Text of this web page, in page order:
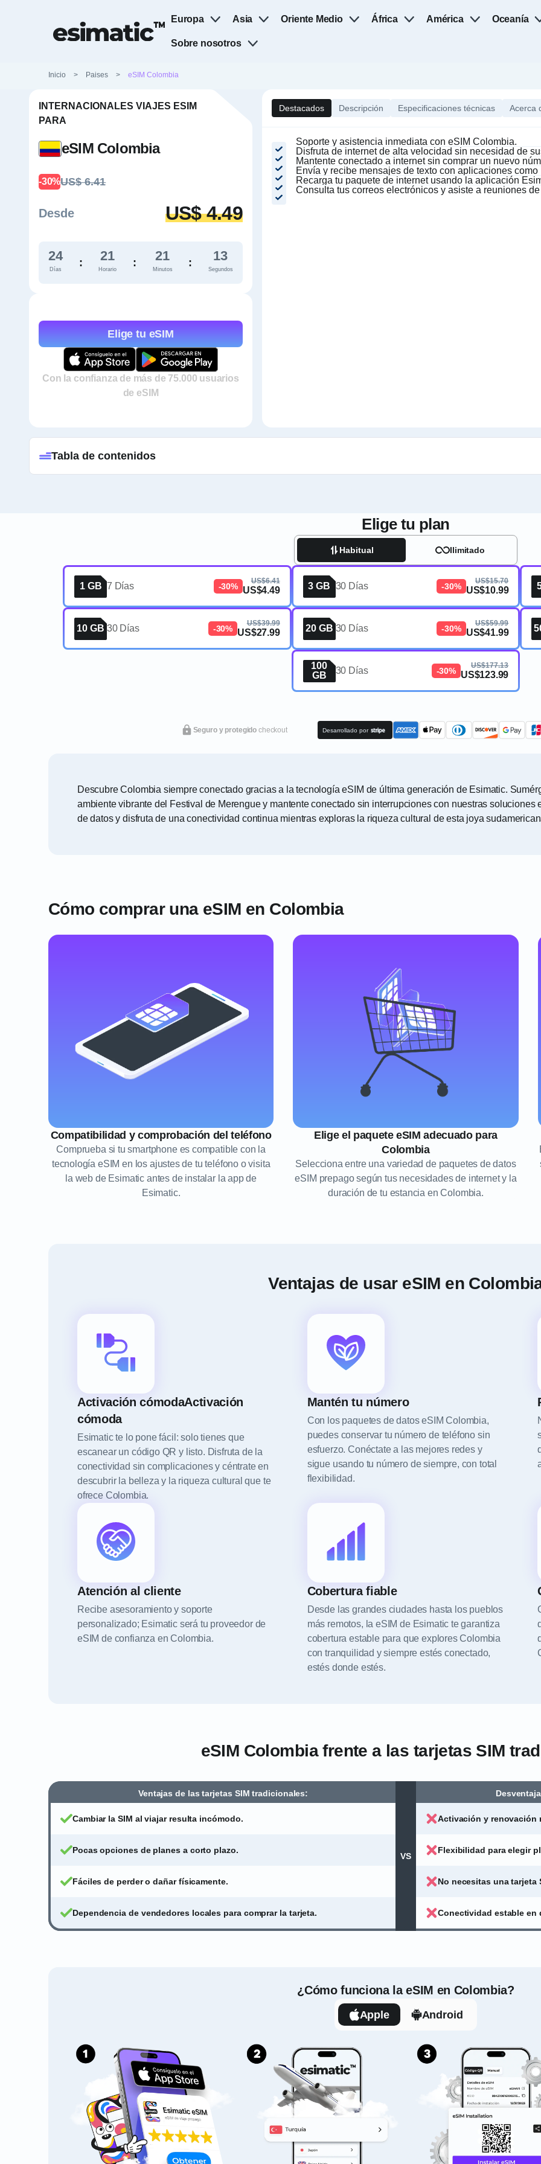
Europa Asia Oriente Medio África América Oceanía
Sobre nosotros
Inicio > Paises > eSIM Colombia
INTERNACIONALES VIAJES ESIM
PARA
eSIM Colombia
-30%US$ 6.41
Desde US$ 4.49
24
Días
: 21
Horario
: 21
Minutos
: 12
Segundos
Elige tu eSIM
Con la confianza de más de 75.000 usuarios
de eSIM
Destacados Descripción Especificaciones técnicas Acerca
Soporte y asistencia inmediata con eSIM Colombia.
Disfruta de internet de alta velocidad sin necesidad de
Mantente conectado a internet sin comprar un nuevo
Envía y recibe mensajes de texto con aplicaciones
Recarga tu paquete de internet usando la aplicación
Consulta tus correos electrónicos y asiste a reuniones
Tabla de contenidos
Elige tu plan
Habitual Ilimitado
1 GB 7 Días -30%
US$6.41
US$4.49 3 GB 30 Días -30%
US$15.70
US$10.99
10 GB 30 Días -30%
US$39.99
US$27.99 20 GB 30 Días -30%
US$59.99
US$41.99
100
GB
30 Días -30%
US$177.13
US$123.99
Seguro y protegido checkout Desarrollado por
Descubre Colombia siempre conectado gracias a la tecnología eSIM de última generación de Esimatic.
ambiente vibrante del Festival de Merengue y mantente conectado sin interrupciones con nuestras
de datos y disfruta de una conectividad continua mientras exploras la riqueza cultural de esta joya
Cómo comprar una eSIM en Colombia
Compatibilidad y comprobación del teléfono
Comprueba si tu smartphone es compatible con la
tecnología eSIM en los ajustes de tu teléfono o visita
la web de Esimatic antes de instalar la app de
Esimatic.
Elige el paquete eSIM adecuado para
Colombia
Selecciona entre una variedad de paquetes de datos
eSIM prepago según tus necesidades de internet y la
duración de tu estancia en Colombia.
Ventajas de usar eSIM en
Activación cómodaActivación
cómoda
Esimatic te lo pone fácil: solo tienes que
escanear un código QR y listo. Disfruta de la
conectividad sin complicaciones y céntrate en
descubrir la belleza y la riqueza cultural que te
ofrece Colombia.
Mantén tu número
Con los paquetes de datos eSIM Colombia,
puedes conservar tu número de teléfono sin
esfuerzo. Conéctate a las mejores redes y
sigue usando tu número de siempre, con total
flexibilidad.
Atención al cliente
Recibe asesoramiento y soporte
personalizado; Esimatic será tu proveedor de
eSIM de confianza en Colombia.
Cobertura fiable
Desde las grandes ciudades hasta los pueblos
más remotos, la eSIM de Esimatic te garantiza
cobertura estable para que explores Colombia
con tranquilidad y siempre estés conectado,
estés donde estés.
eSIM Colombia frente a las tarjetas SIM
Ventajas de las tarjetas SIM tradicionales:
Cambiar la SIM al viajar resulta incómodo.
Pocas opciones de planes a corto plazo.
Fáciles de perder o dañar físicamente.
Dependencia de vendedores locales para comprar la tarjeta.
VS
Activación y renovación
Flexibilidad para elegir
No necesitas una tarjeta
Conectividad estable
¿Cómo funciona la eSIM en Colombia?
Apple Android